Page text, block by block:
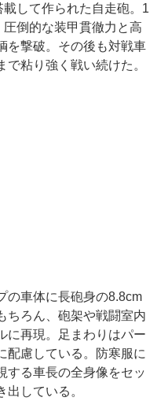
して作られた自走砲。1
倒的な装甲貫徹力と高
を撃破。その後も対戦車
粘り強く戦い続けた。
車体に長砲身の8.8cm
ちろん、砲架や戦闘室内
に再現。足まわりはパー
配慮している。防寒服に
する車長の全身像をセッ
出している。